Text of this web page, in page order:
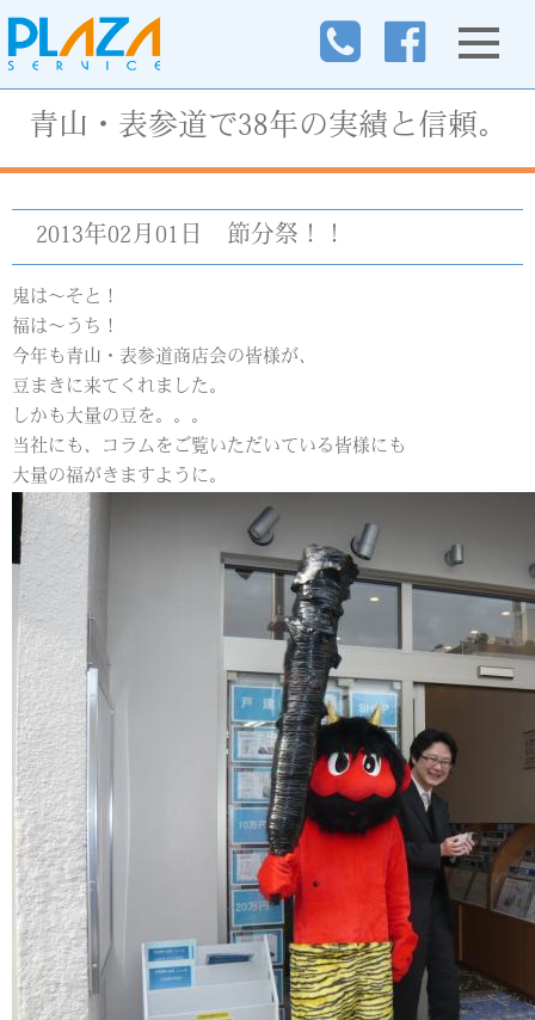
青山・表参道で38年の実績と信頼。
2013年02月01日 節分祭！！
鬼は～そと！
福は～うち！
今年も青山・表参道商店会の皆様が、
豆まきに来てくれました。
しかも大量の豆を。。。
当社にも、コラムをご覧いただいている皆様にも
大量の福がきますように。